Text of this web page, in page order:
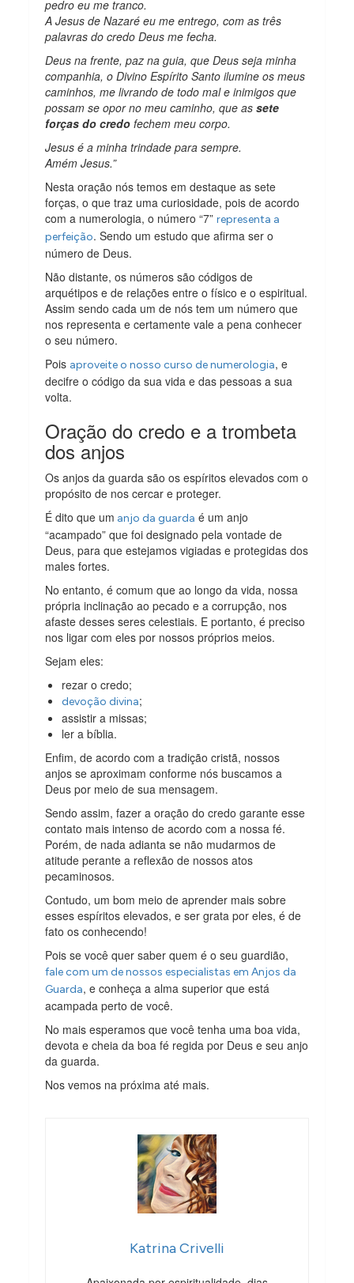
pedro eu me tranco.
A Jesus de Nazaré eu me entrego, com as três
palavras do credo Deus me fecha.
Deus na frente, paz na guia, que Deus seja minha
companhia, o Divino Espírito Santo ilumine os meus
caminhos, me livrando de todo mal e inimigos que
possam se opor no meu caminho, que assete
forças do credo fechem meu corpo.
Jesus é a minha trindade para sempre.
Amém Jesus.”
Nesta oração nós temos em destaque as sete
forças, o que traz uma curiosidade, pois de acordo
com a numerologia, o número “7”representa a
perfeição. Sendo um estudo que afirma ser o
número de Deus.
Não distante, os números são códigos de
arquétipos e de relações entre o físico e o espiritual.
Assim sendo cada um de nós tem um número que
nos representa e certamente vale a pena conhecer
o seu número.
Pois aproveite o nosso curso de numerologia, e
decifre o código da sua vida e das pessoas a sua
volta.
Oração do credo e a trombeta
dos anjos
Os anjos da guarda são os espíritos elevados com o
propósito de nos cercar e proteger.
É dito que um anjo da guarda é um anjo
“acampado” que foi designado pela vontade de
Deus, para que estejamos vigiadas e protegidas dos
males fortes.
No entanto, é comum que ao longo da vida, nossa
própria inclinação ao pecado e a corrupção, nos
afaste desses seres celestiais. E portanto, é preciso
nos ligar com eles por nossos próprios meios.
Sejam eles:
rezar o credo;
devoção divina;
assistir a missas;
ler a bíblia.
Enfim, de acordo com a tradição cristã, nossos
anjos se aproximam conforme nós buscamos a
Deus por meio de sua mensagem.
Sendo assim, fazer a oração do credo garante esse
contato mais intenso de acordo com a nossa fé.
Porém, de nada adianta se não mudarmos de
atitude perante a reflexão de nossos atos
pecaminosos.
Contudo, um bom meio de aprender mais sobre
esses espíritos elevados, e ser grata por eles, é de
fato os conhecendo!
Pois se você quer saber quem é o seu guardião,
fale com um de nossos especialistas em Anjos da
Guarda, e conheça a alma superior que está
acampada perto de você.
No mais esperamos que você tenha uma boa vida,
devota e cheia da boa fé regida por Deus e seu anjo
da guarda.
Nos vemos na próxima até mais.
Katrina Crivelli